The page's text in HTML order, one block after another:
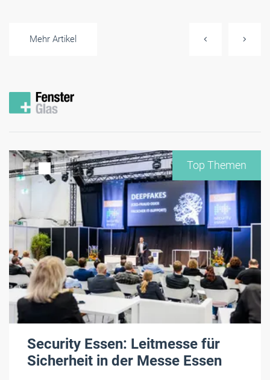
Mehr Artikel
Top Themen
Security Essen: Leitmesse für
Sicherheit in der Messe Essen